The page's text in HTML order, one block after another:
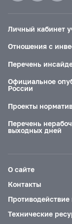
Личный кабинет
Отношения с
Перечень
Официальное
России
Проекты
Перечень
выходных дней
О сайте
Контакты
Технические